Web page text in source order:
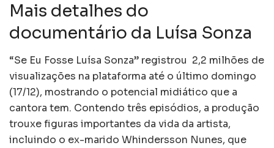
Mais detalhes do
documentário da Luísa Sonza
“Se Eu Fosse Luísa Sonza” registrou 2,2 milhões de
visualizações na plataforma até o último domingo
(17/12), mostrando o potencial midiático que a
cantora tem. Contendo três episódios, a produção
trouxe figuras importantes da vida da artista,
incluindo o ex-marido Whindersson Nunes, que